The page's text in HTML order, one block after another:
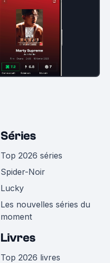
Séries
Top 2026 séries
Spider-Noir
Lucky
Les nouvelles séries du
moment
Livres
Top 2026 livres